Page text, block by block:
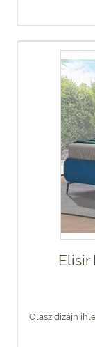
Elisir
Olasz dizájn